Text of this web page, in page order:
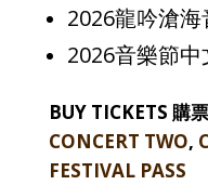
2026龍吟滄
2026音樂節
BUY TICKETS 購
CONCERT TWO,
FESTIVAL PASS